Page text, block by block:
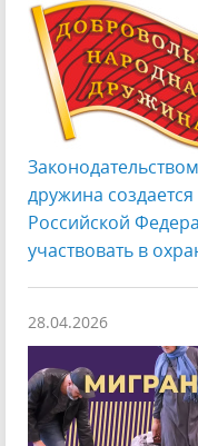
дружина
Российской
участвовать в
28.04.2026